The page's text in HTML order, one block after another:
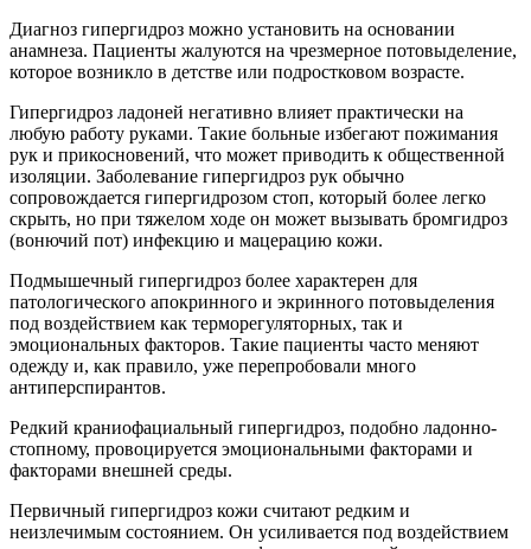
Диагноз гипергидроз можно установить на основании
анамнеза. Пациенты жалуются на чрезмерное потовыделение,
которое возникло в детстве или подростковом возрасте.
Гипергидроз ладоней негативно влияет практически на
любую работу руками. Такие больные избегают пожимания
рук и прикосновений, что может приводить к общественной
изоляции. Заболевание гипергидроз рук обычно
сопровождается гипергидрозом стоп, который более легко
скрыть, но при тяжелом ходе он может вызывать бромгидроз
(вонючий пот) инфекцию и мацерацию кожи.
Подмышечный гипергидроз более характерен для
патологического апокринного и экринного потовыделения
под воздействием как терморегуляторных, так и
эмоциональных факторов. Такие пациенты часто меняют
одежду и, как правило, уже перепробовали много
антиперспирантов.
Редкий краниофациальный гипергидроз, подобно ладонно-
стопному, провоцируется эмоциональными факторами и
факторами внешней среды.
Первичный гипергидроз кожи считают редким и
неизлечимым состоянием. Он усиливается под воздействием